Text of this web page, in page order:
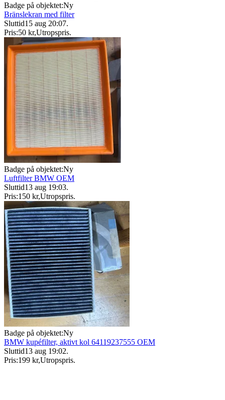
Badge på objektet:Ny
Bränslekran med filter
Sluttid15 aug 20:07.
Pris:50 kr,Utropspris.
Badge på objektet:Ny
Luftfilter BMW OEM
Sluttid13 aug 19:03.
Pris:150 kr,Utropspris.
Badge på objektet:Ny
BMW kupéfilter, aktivt kol 64119237555 OEM
Sluttid13 aug 19:02.
Pris:199 kr,Utropspris.